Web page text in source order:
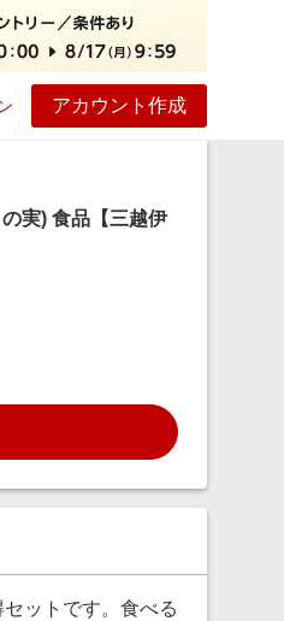
アカウント作成
実) 食品【三越伊
ットです。食べる